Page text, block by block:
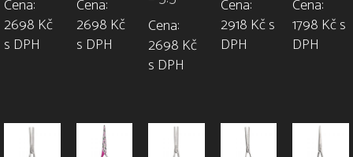
Cena:
2698 Kč
s DPH
Cena:
2698 Kč
s DPH
Cena:
2698 Kč
s DPH
Cena:
2918 Kč s
DPH
Cena:
1798 Kč s
DPH